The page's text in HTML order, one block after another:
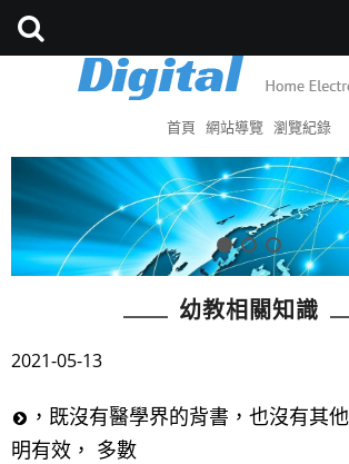
首頁 網站導覽 瀏覽紀錄
幼教相關知識
2021-05-13
，既沒有醫學界的背書，也沒有其
明有效， 多數